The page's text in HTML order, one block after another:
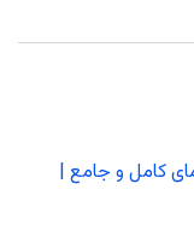
کامل و جامع |